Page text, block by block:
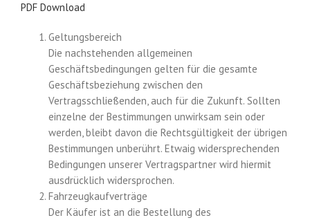
PDF Download
Geltungsbereich
Die nachstehenden allgemeinen
Geschäftsbedingungen gelten für die gesamte
Geschäftsbeziehung zwischen den
Vertragsschließenden, auch für die Zukunft. Sollten
einzelne der Bestimmungen unwirksam sein oder
werden, bleibt davon die Rechtsgültigkeit der übrigen
Bestimmungen unberührt. Etwaig widersprechenden
Bedingungen unserer Vertragspartner wird hiermit
ausdrücklich widersprochen.
Fahrzeugkaufverträge
Der Käufer ist an die Bestellung des